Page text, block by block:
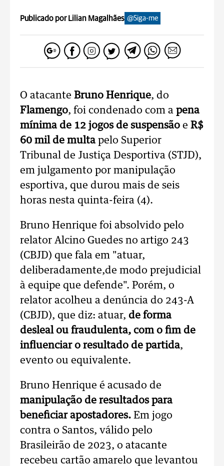
Publicado por Lilian Magalhães @Siga-me
O atacante Bruno Henrique, do
Flamengo, foi condenado com a pena
mínima de 12 jogos de suspensão e R$
60 mil de multa pelo Superior
Tribunal de Justiça Desportiva (STJD),
em julgamento por manipulação
esportiva, que durou mais de seis
horas nesta quinta-feira (4).
Bruno Henrique foi absolvido pelo
relator Alcino Guedes no artigo 243
(CBJD) que fala em "atuar,
deliberadamente,de modo prejudicial
à equipe que defende". Porém, o
relator acolheu a denúncia do 243-A
(CBJD), que diz: atuar, de forma
desleal ou fraudulenta, com o fim de
influenciar o resultado de partida,
evento ou equivalente.
Bruno Henrique é acusado de
manipulação de resultados para
beneficiar apostadores. Em jogo
contra o Santos, válido pelo
Brasileirão de 2023, o atacante
recebeu cartão amarelo que levantou